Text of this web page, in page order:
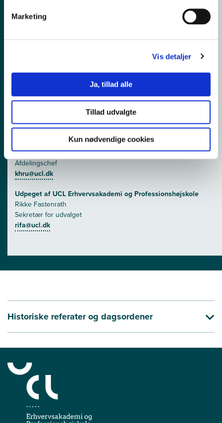
Marketing
Vis detaljer
Ja, tillad alle
Tillad udvalgte
Kun nødvendige cookies
Udpeget af UCL Erhvervsakademi og Professionshøjskole
Udpeget af UCL Erhvervsakademi og
Professionshøjskole/Efter- og videreuddannelse
Uddannelsesleder
Udpeget af UCL Erhvervsakademi og
Professionshøjskole/Efter- og videreuddannelse
Kim Hass Rubin
Afdelingschef
khru@ucl.dk
Udpeget af UCL Erhvervsakademi og Professionshøjskole
Rikke Fastenrath
Sekretær for udvalget
rifa@ucl.dk
Historiske referater og dagsordener